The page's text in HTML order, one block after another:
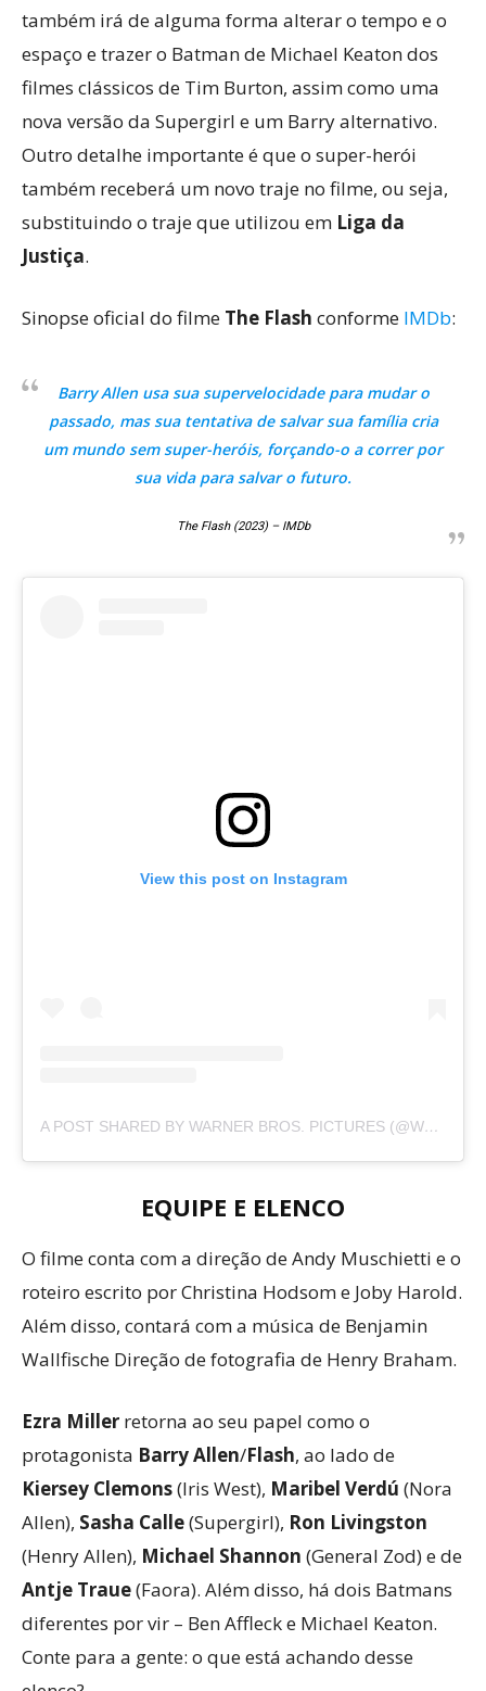
também irá de alguma forma alterar o tempo e o
espaço e trazer o Batman de Michael Keaton dos
filmes clássicos de Tim Burton, assim como uma
nova versão da Supergirl e um Barry alternativo.
Outro detalhe importante é que o super-herói
também receberá um novo traje no filme, ou seja,
substituindo o traje que utilizou em Liga da
Justiça.
Sinopse oficial do filme The Flash conforme IMDb:
Barry Allen usa sua supervelocidade para mudar o
passado, mas sua tentativa de salvar sua família cria
um mundo sem super-heróis, forçando-o a correr por
sua vida para salvar o futuro.
The Flash (2023) – IMDb
View this post on Instagram
A POST SHARED BY WARNER BROS. PICTURES (@WBPICTURES)
EQUIPE E ELENCO
O filme conta com a direção de Andy Muschietti e o
roteiro escrito por Christina Hodsom e Joby Harold.
Além disso, contará com a música de Benjamin
Wallfische Direção de fotografia de Henry Braham.
Ezra Miller retorna ao seu papel como o
protagonista Barry Allen/Flash, ao lado de
Kiersey Clemons(Iris West), Maribel Verdú (Nora
Allen), Sasha Calle(Supergirl), Ron Livingston
(Henry Allen), Michael Shannon (General Zod) e de
Antje Traue(Faora). Além disso, há dois Batmans
diferentes por vir – Ben Affleck e Michael Keaton.
Conte para a gente: o que está achando desse